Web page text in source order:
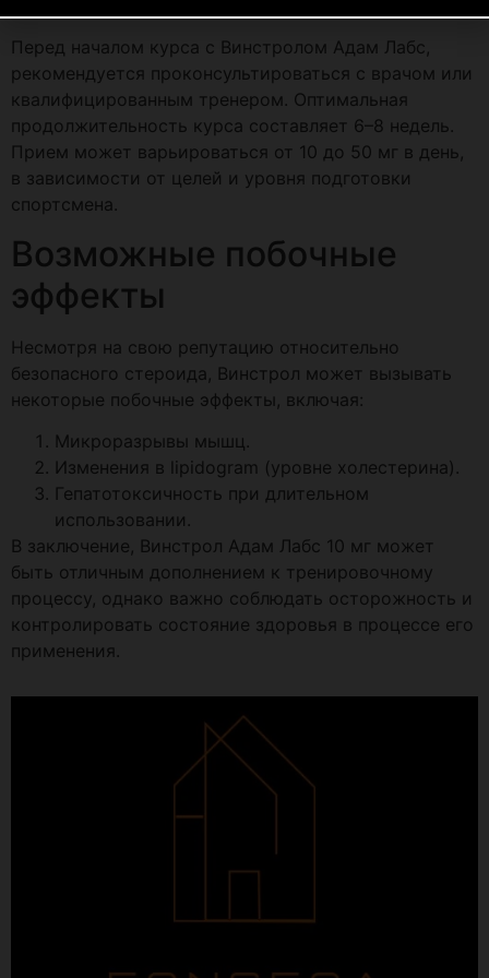
Перед началом курса с Винстролом Адам Лабс,
рекомендуется проконсультироваться с врачом или
квалифицированным тренером. Оптимальная
продолжительность курса составляет 6–8 недель.
Прием может варьироваться от 10 до 50 мг в день,
в зависимости от целей и уровня подготовки
спортсмена.
Возможные побочные
эффекты
Несмотря на свою репутацию относительно
безопасного стероида, Винстрол может вызывать
некоторые побочные эффекты, включая:
Микроразрывы мышц.
Изменения в lipidogram (уровне холестерина).
Гепатотоксичность при длительном
использовании.
В заключение, Винстрол Адам Лабс 10 мг может
быть отличным дополнением к тренировочному
процессу, однако важно соблюдать осторожность и
контролировать состояние здоровья в процессе его
применения.